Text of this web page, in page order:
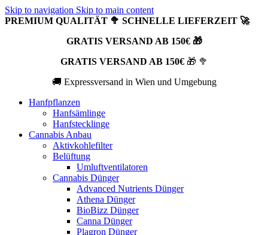
Skip to navigation Skip to main content
PREMIUM QUALITÄT 🥦 SCHNELLE LIEFERZEIT 🚀
GRATIS VERSAND AB 150€ 🎁
GRATIS VERSAND AB 150€🎁 🥦
🚚 Expressversand in Wien und Umgebung
Hanfpflanzen
Hanfsämlinge
Hanfstecklinge
Cannabis Anbau
Aktivkohlefilter
Belüftung
Umluftventilatoren
Cannabis Dünger
Advanced Nutrients Dünger
Athena Dünger
BioBizz Dünger
Canna Dünger
Plagron Dünger